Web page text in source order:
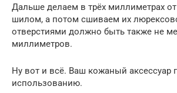
Дальше делаем в трёх миллиметрах от
шилом, а потом сшиваем их
отверстиями должно быть также не
миллиметров.
Ну вот и всё. Ваш кожаный аксессуар
использованию.